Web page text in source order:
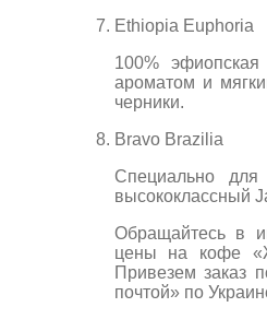
Ethiopia Euphoria
100%
ароматом и
черники.
Bravo Brazilia
Специально для
высококлассный
Обращайтесь в
цены на кофе
Привезем заказ
почтой» по